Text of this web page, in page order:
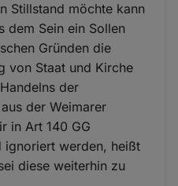
Stillstand möchte kann
dem Sein ein Sollen
Gründen die
von Staat und Kirche
der
der Weimarer
in Art 140 GG
werden, heißt
diese weiterhin zu